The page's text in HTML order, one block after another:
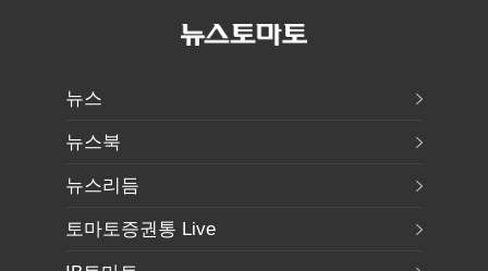
뉴스
뉴스북
뉴스리듬
토마토증권통 Live